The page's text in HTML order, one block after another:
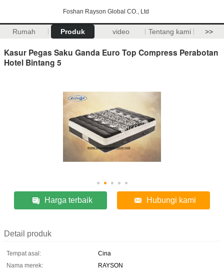
Foshan Rayson Global CO., Ltd
Rumah Produk video Tentang kami >>
Kasur Pegas Saku Ganda Euro Top Compress Perabotan
Hotel Bintang 5
Harga terbaik Hubungi kami
Detail produk
Tempat asal:
Cina
Nama merek:
RAYSON